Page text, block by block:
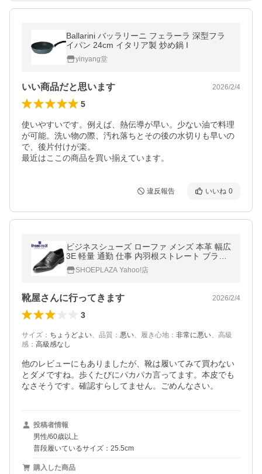
Ballarini バッラリーニ フェラーラ 深型フラ
イパン 24cm イタリア製 炒め鍋 I
yinyang堂
いい商品だと思います 2026/2/4
5
使いやすいです。例えば、熱伝導が早い。少ない油で料理
が可能。洗い物の際、汚れ落ちとその後の水切りも早いの
で、後片付けが楽。
最近はここの商品を買い揃えています。
違反報告 いいね 0
ビジネスシューズ ローファ メンズ 本革 幅広
3E 軽量 通勤 仕事 内羽根ストレート ブラッ
ク ウルトラライト ハイドロテック HD1507
爆買SHOEPLAZA Yahoo!店
靴屋さんに行ってきます 2026/2/4
3
サイズ ： ちょうどよい、 品質 ： 悪い、 履き心地 ： 非常に悪い、 高級
感 ： 高級感なし
他のレビューにもありましたが、靴は履いてみて買わない
とダメですね。歩くたびにパカパカ言ってます。本皮でも
なさそうです。確認すらしてません。ごめんなさい。
投稿者情報
男性/60歳以上
普段履いているサイズ：25.5cm
購入した商品